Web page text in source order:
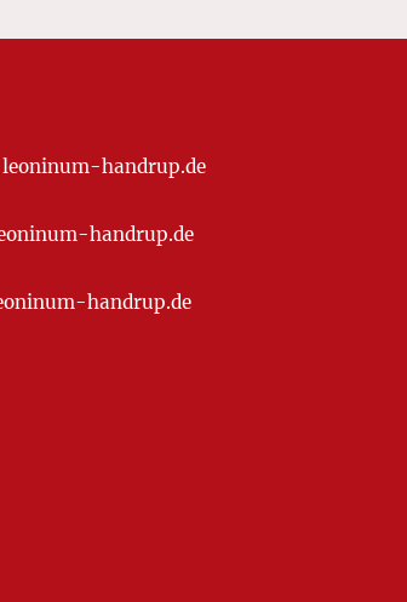
handrup.de
handrup.de
handrup.de